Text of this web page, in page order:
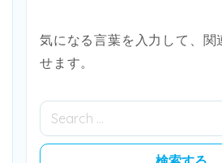
気になる言葉を入力して、関
せます。